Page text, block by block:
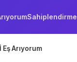
Sahiplendirme
Eş Arıyorum